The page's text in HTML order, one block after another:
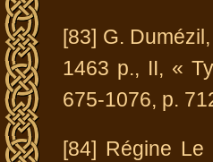
[83] G.
1463 p., II, «
675-1076, p.
[84] Régine Le